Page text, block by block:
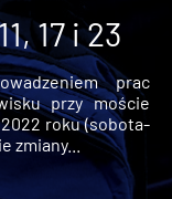
17 i 23
prac
przy moście
roku (sobota-